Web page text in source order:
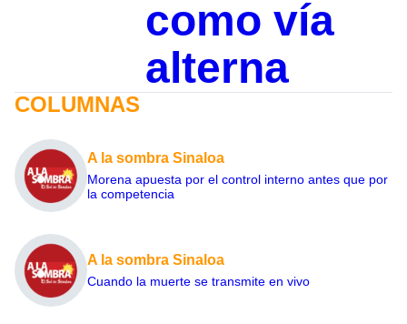
como vía
alterna
COLUMNAS
A la sombra Sinaloa
Morena apuesta por el control interno antes que por
la competencia
A la sombra Sinaloa
Cuando la muerte se transmite en vivo